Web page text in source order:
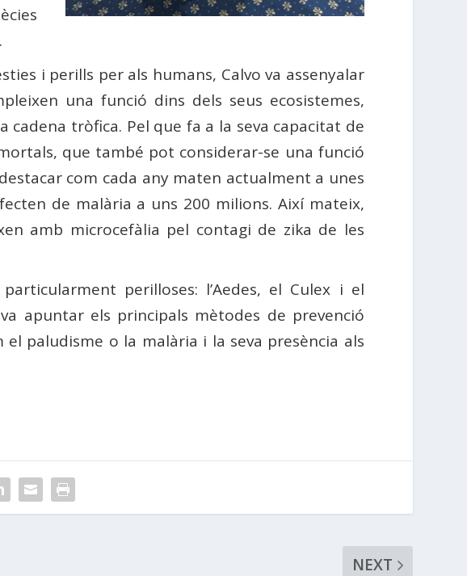
i perills per als humans, Calvo va assenyalar
una funció dins dels seus ecosistemes,
cadena tròfica. Pel que fa a la seva capacitat de
que també pot considerar-se una funció
com cada any maten actualment a unes
de malària a uns 200 milions. Així mateix,
amb microcefàlia pel contagi de zika de les
perilloses: l’Aedes, el Culex i el
apuntar els principals mètodes de prevenció
paludisme o la malària i la seva presència als
NEXT